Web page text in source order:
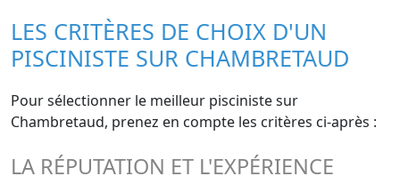
LES CRITÈRES DE CHOIX D'UN
PISCINISTE SUR CHAMBRETAUD
Pour sélectionner le meilleur pisciniste sur
Chambretaud, prenez en compte les critères ci-après :
LA RÉPUTATION ET L'EXPÉRIENCE